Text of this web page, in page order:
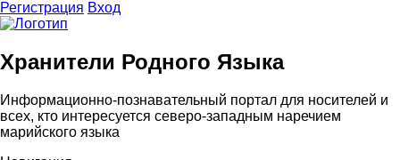
Регистрация Вход
Хранители Родного Языка
Информационно-познавательный портал для носителей и
всех, кто интересуется северо-западным наречием
марийского языка